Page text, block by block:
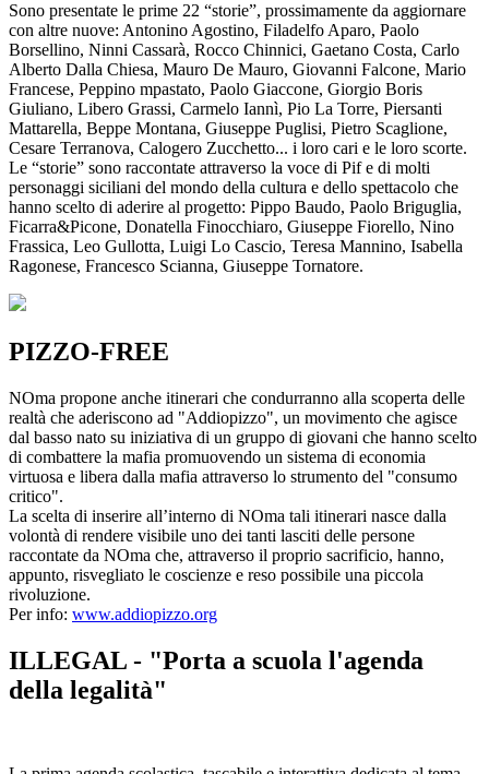
Sono presentate le prime 22 “storie”, prossimamente da aggiornare
con altre nuove: Antonino Agostino, Filadelfo Aparo, Paolo
Borsellino, Ninni Cassarà, Rocco Chinnici, Gaetano Costa, Carlo
Alberto Dalla Chiesa, Mauro De Mauro, Giovanni Falcone, Mario
Francese, Peppino mpastato, Paolo Giaccone, Giorgio Boris
Giuliano, Libero Grassi, Carmelo Iannì, Pio La Torre, Piersanti
Mattarella, Beppe Montana, Giuseppe Puglisi, Pietro Scaglione,
Cesare Terranova, Calogero Zucchetto... i loro cari e le loro scorte.
Le “storie” sono raccontate attraverso la voce di Pif e di molti
personaggi siciliani del mondo della cultura e dello spettacolo che
hanno scelto di aderire al progetto: Pippo Baudo, Paolo Briguglia,
Ficarra&Picone, Donatella Finocchiaro, Giuseppe Fiorello, Nino
Frassica, Leo Gullotta, Luigi Lo Cascio, Teresa Mannino, Isabella
Ragonese, Francesco Scianna, Giuseppe Tornatore.
PIZZO-FREE
NOma propone anche itinerari che condurranno alla scoperta delle
realtà che aderiscono ad "Addiopizzo", un movimento che agisce
dal basso nato su iniziativa di un gruppo di giovani che hanno scelto
di combattere la mafia promuovendo un sistema di economia
virtuosa e libera dalla mafia attraverso lo strumento del "consumo
critico".
La scelta di inserire all’interno di NOma tali itinerari nasce dalla
volontà di rendere visibile uno dei tanti lasciti delle persone
raccontate da NOma che, attraverso il proprio sacrificio, hanno,
appunto, risvegliato le coscienze e reso possibile una piccola
rivoluzione.
Per info: www.addiopizzo.org
ILLEGAL - "Porta a scuola l'agenda
della legalità"